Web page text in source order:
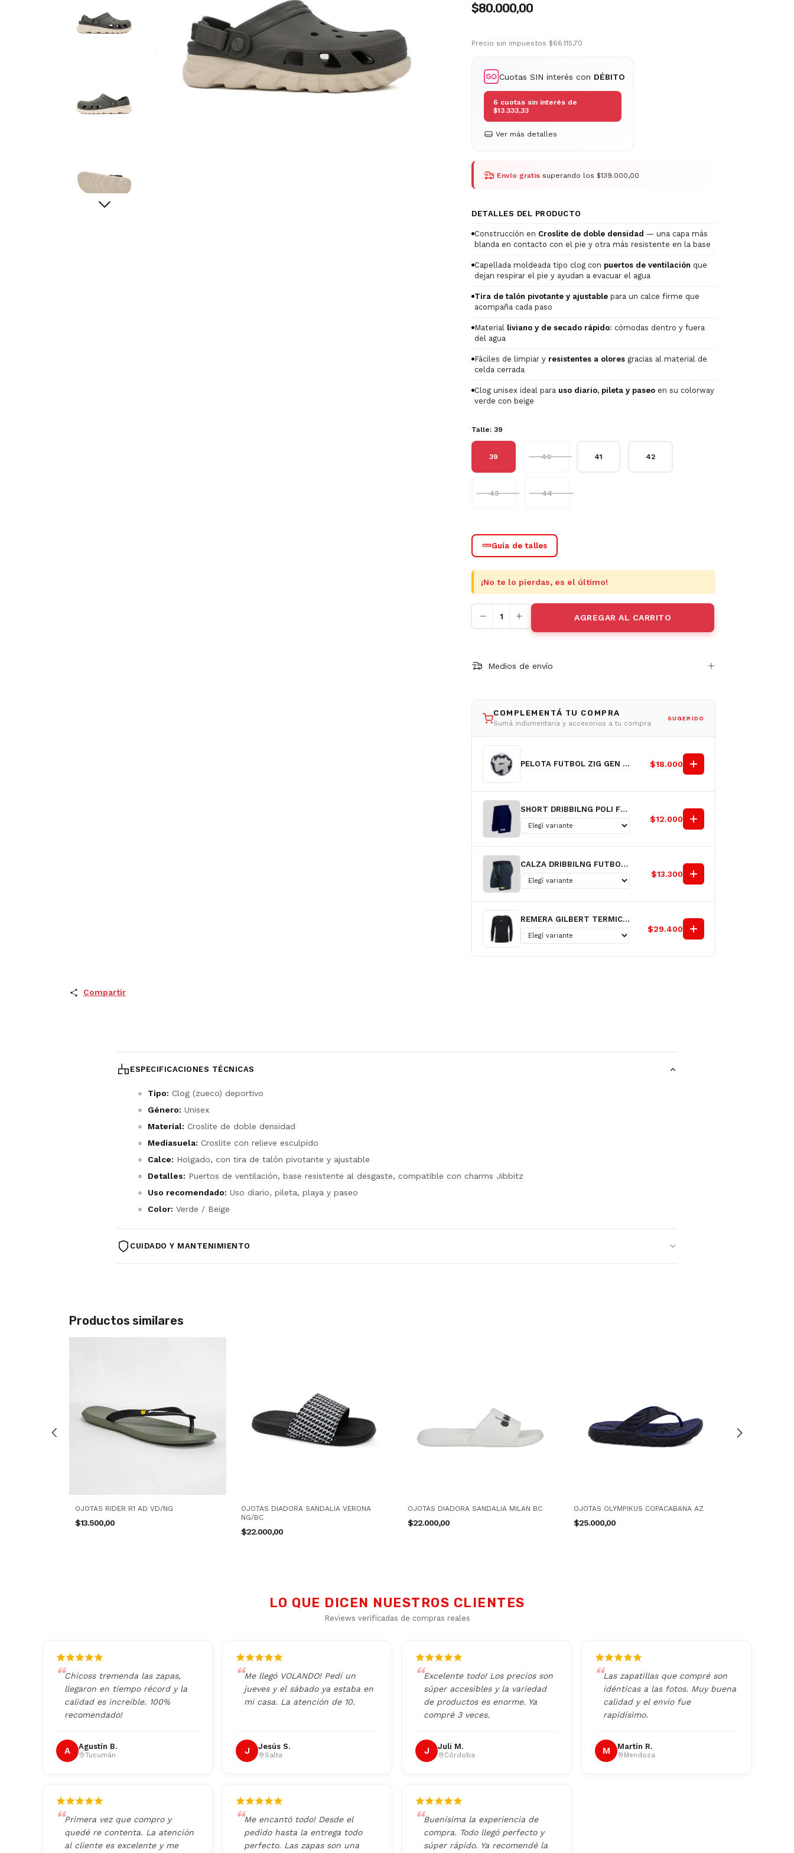
$80.000,00
Precio sin impuestos $66.115,70
Cuotas SIN interés con DÉBITO
6 cuotas sin interés de
$13.333,33
Ver más detalles
Envío gratis superando los $139.000,00
DETALLES DEL PRODUCTO
Construcción en Croslite de doble densidad — una capa más
blanda en contacto con el pie y otra más resistente en la base
Capellada moldeada tipo clog con puertos de ventilación que
dejan respirar el pie y ayudan a evacuar el agua
Tira de talón pivotante y ajustable para un calce firme que
acompaña cada paso
Material liviano y de secado rápido: cómodas dentro y fuera
del agua
Fáciles de limpiar y resistentes a olores gracias al material de
celda cerrada
Clog unisex ideal para uso diario, pileta y paseo en su colorway
verde con beige
Talle: 39
39 40 41 42
43 44
Guía de talles
¡No te lo pierdas, es el último!
Medios de envío
COMPLEMENTÁ TU COMPRA
Sumá indumentaria y accesorios a tu compra
SUGERIDO
PELOTA FUTBOL ZIG GEN N5 $18.000
SHORT DRIBBILNG POLI FUTBOL LISO NACIONAL AZ H
$12.000
CALZA DRIBBILNG FUTBOL SKIN NG H
$13.300
REMERA GILBERT TERMICA M/L NG H
$29.400
Compartir
ESPECIFICACIONES TÉCNICAS
Tipo: Clog (zueco) deportivo
Género: Unisex
Material: Croslite de doble densidad
Mediasuela: Croslite con relieve esculpido
Calce: Holgado, con tira de talón pivotante y ajustable
Detalles: Puertos de ventilación, base resistente al desgaste, compatible con charms Jibbitz
Uso recomendado: Uso diario, pileta, playa y paseo
Color: Verde / Beige
CUIDADO Y MANTENIMIENTO
Evitá lavarropas, secarropas y solventes.
Productos similares
OJOTAS RIDER R1 AD VD/NG
$13.500,00
OJOTAS DIADORA SANDALIA VERONA
NG/BC
$22.000,00
OJOTAS DIADORA SANDALIA MILAN BC
$22.000,00
OJOTAS OLYMPIKUS COPACABANA AZ
$25.000,00
LO QUE DICEN NUESTROS CLIENTES
Reviews verificadas de compras reales
Chicoss tremenda las zapas,
llegaron en tiempo récord y la
calidad es increíble. 100%
recomendado!
A Agustín B.
Tucumán
Me llegó VOLANDO! Pedí un
jueves y el sábado ya estaba en
mi casa. La atención de 10.
J Jesús S.
Salta
Excelente todo! Los precios son
súper accesibles y la variedad
de productos es enorme. Ya
compré 3 veces.
J Juli M.
Córdoba
Las zapatillas que compré son
idénticas a las fotos. Muy buena
calidad y el envío fue
rapidísimo.
M Martín R.
Mendoza
Primera vez que compro y
quedé re contenta. La atención
al cliente es excelente y me
Me encantó todo! Desde el
pedido hasta la entrega todo
perfecto. Las zapas son una
Buenísima la experiencia de
compra. Todo llegó perfecto y
súper rápido. Ya recomendé la